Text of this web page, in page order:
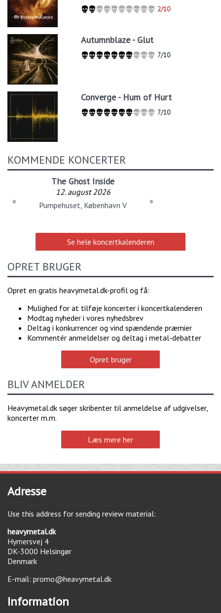
2/10
Autumnblaze - Glut
7/10
Converge - Hum of Hurt
7/10
KOMMENDE KONCERTER
The Ghost Inside
12. august 2026
Pumpehuset, København V
« »
Se hele koncertkalenderen
OPRET BRUGER
Opret en gratis heavymetal.dk-profil og få:
Mulighed for at tilføje koncerter i koncertkalenderen
Modtag nyheder i vores nyhedsbrev
Deltag i konkurrencer og vind spændende præmier
Kommentér anmeldelser og deltag i metal-debatter
Opret bruger
BLIV ANMELDER
Heavymetal.dk søger skribenter til anmeldelse af udgivelser,
koncerter m.m.
Læs mere her
Adresse
Use this address for sending review material:
heavymetal.dk
Hymersvej 4
DK-3000 Helsingør
Denmark
E-mail: promo@heavymetal.dk
Information